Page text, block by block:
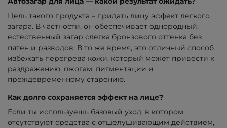
Цель такого продукта – придать лицу эффект легкого
загара. В частности, он обеспечивает однородный,
естественный загар слегка бронзового оттенка без
пятен и разводов. В то же время, это отличный способ
избежать перегрева кожи, который может привести к
раздражению, ожогам, пигментации и
преждевременному старению.
Как долго сохраняется эффект на лице?
Если ты используешь базовый уход, в котором
отсутствуют средства с отшелушивающим действием,